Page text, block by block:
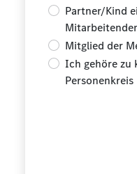
Partner/Kind
Mitglied der
Ich gehöre zu
Personenkreis